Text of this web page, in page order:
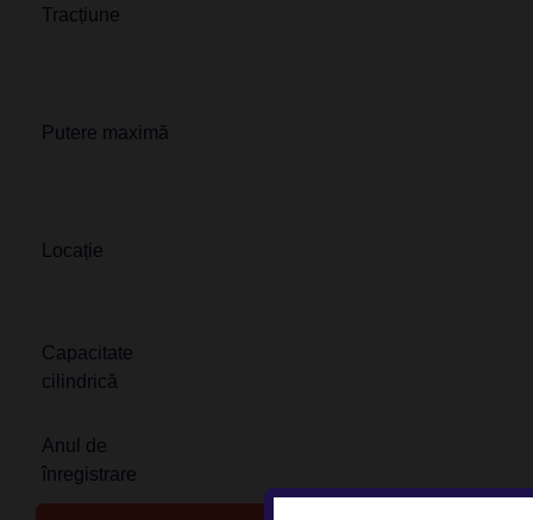
Tracțiune
Putere maximă
Locație
Capacitate
cilindrică
Anul de
înregistrare